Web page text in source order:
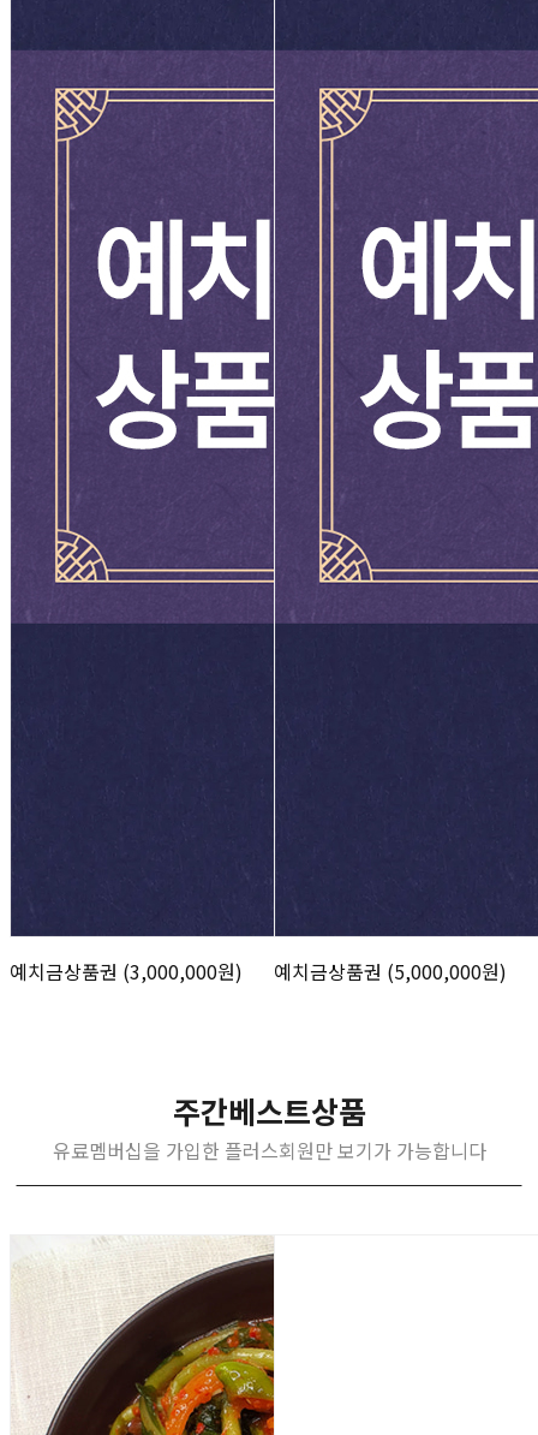
예치금상품권 (3,000,000원) 예치금상품권 (5,000,000원)
주간베스트상품
유료멤버십을 가입한 플러스회원만 보기가 가능합니다